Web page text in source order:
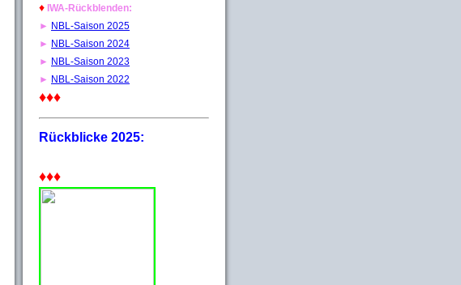
♦ IWA-Rückblenden:
► NBL-Saison 2025
► NBL-Saison 2024
► NBL-Saison 2023
► NBL-Saison 2022
♦♦♦
Rückblicke 2025:
♦♦♦